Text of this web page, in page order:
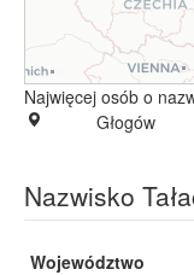
Najwięcej osób o
Głogów
Nazwisko
Województwo